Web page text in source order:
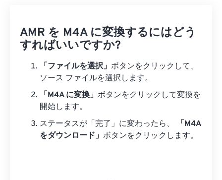
AMR を M4A に変換するにはどう
すればいいですか?
「ファイルを選択」 ボタンをクリックして、
ソース ファイルを選択します。
「M4A に変換」 ボタンをクリックして変換を
開始します。
ステータスが「完了」に変わったら、
「M4A
をダウンロード」 ボタンをクリックします。